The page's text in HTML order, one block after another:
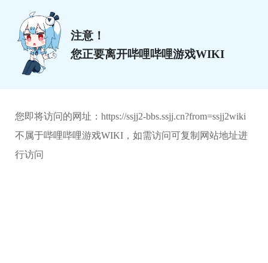
注意！
您正要离开哔哩哔哩游戏WIKI
您即将访问的网址： https://ssjj2-bbs.ssjj.cn?from=ssjj2wiki
不属于哔哩哔哩游戏WIKI，如需访问可复制网站地址进
行访问